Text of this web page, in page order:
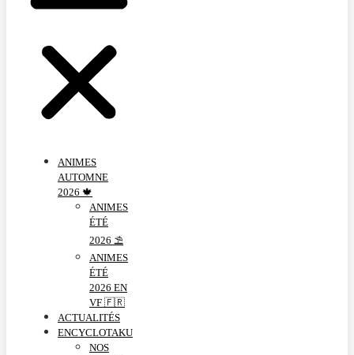
ANIMES
AUTOMNE
2026 🍁
ANIMES
ÉTÉ
2026 ⛱️
ANIMES
ÉTÉ
2026 EN
VF 🇫🇷
ACTUALITÉS
ENCYCLOTAKU
NOS